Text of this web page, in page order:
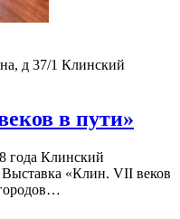
д 37/1 Клинский
в пути»
года Клинский
Выставка «Клин. VII веков